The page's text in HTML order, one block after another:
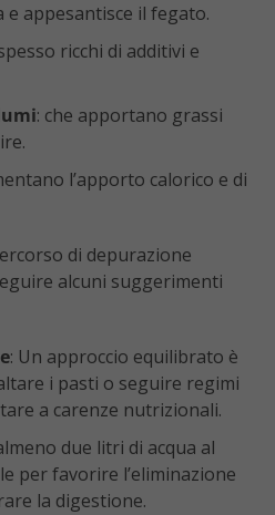
e appesantisce il fegato.
ricchi di additivi e
: che apportano grassi
l’apporto calorico e di
di depurazione
alcuni suggerimenti
: Un approccio equilibrato è
i pasti o seguire regimi
a carenze nutrizionali.
due litri di acqua al
per favorire l’eliminazione
la digestione.